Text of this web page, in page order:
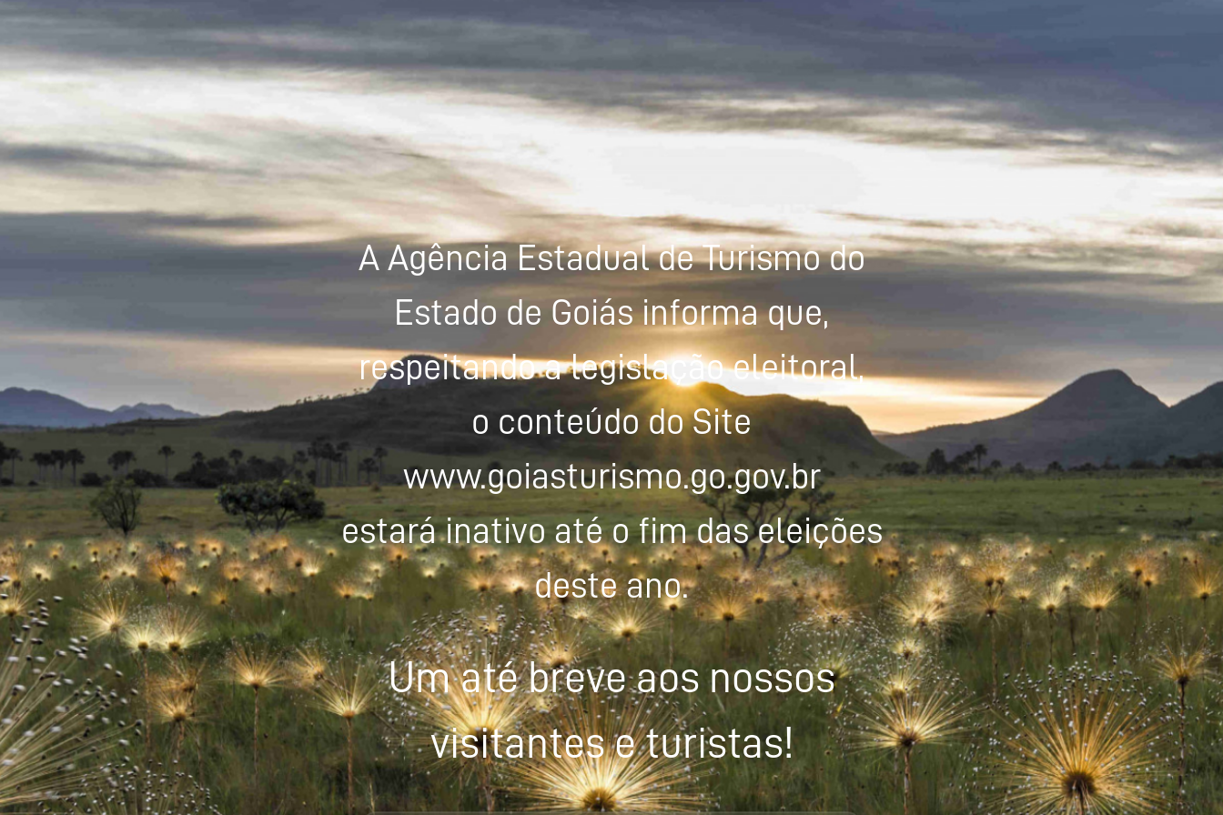
A Agência Estadual de Turismo do
Estado de Goiás informa que,
respeitando a legislação eleitoral,
o conteúdo do Site
www.goiasturismo.go.gov.br
estará inativo até o fim das eleições
deste ano.
Um até breve aos nossos
visitantes e turistas!